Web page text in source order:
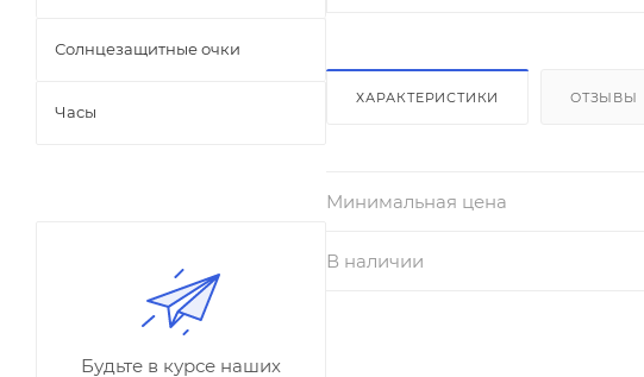
ХАРАКТЕРИСТИКИ ОТЗЫВЫ
Минимальная цена
В наличии
Солнцезащитные очки
Часы
Будьте в курсе наших